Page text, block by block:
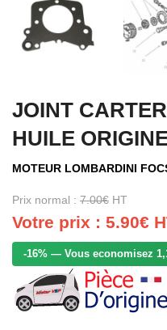
JOINT
HUILE
MOTEUR LOMBARDINI
Prix normal : 7.00€ HT
Votre prix : 5.90€
-16% — Vous economisez